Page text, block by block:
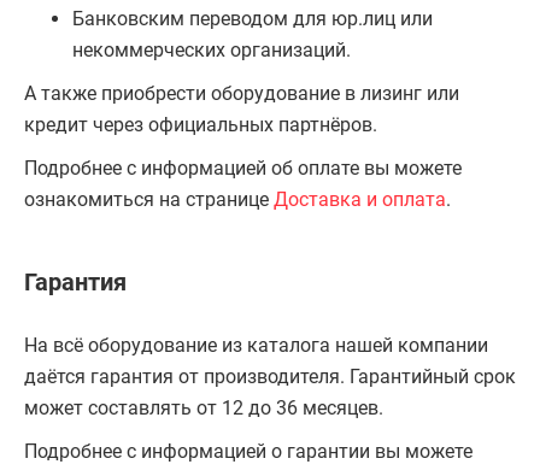
Банковским переводом для юр.лиц или
некоммерческих организаций.
А также приобрести оборудование в лизинг или
кредит через официальных партнёров.
Подробнее с информацией об оплате вы можете
ознакомиться на странице Доставка и оплата.
Гарантия
На всё оборудование из каталога нашей компании
даётся гарантия от производителя. Гарантийный срок
может составлять от 12 до 36 месяцев.
Подробнее с информацией о гарантии вы можете